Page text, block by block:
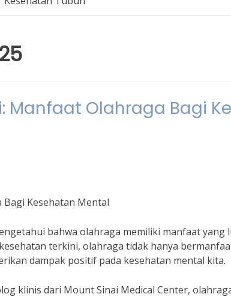
Manfaat Olahraga Bagi
Kesehatan Mental
bahwa olahraga memiliki manfaat yang
terkini, olahraga tidak hanya
dampak positif pada kesehatan mental kita.
klinis dari Mount Sinai Medical Center,